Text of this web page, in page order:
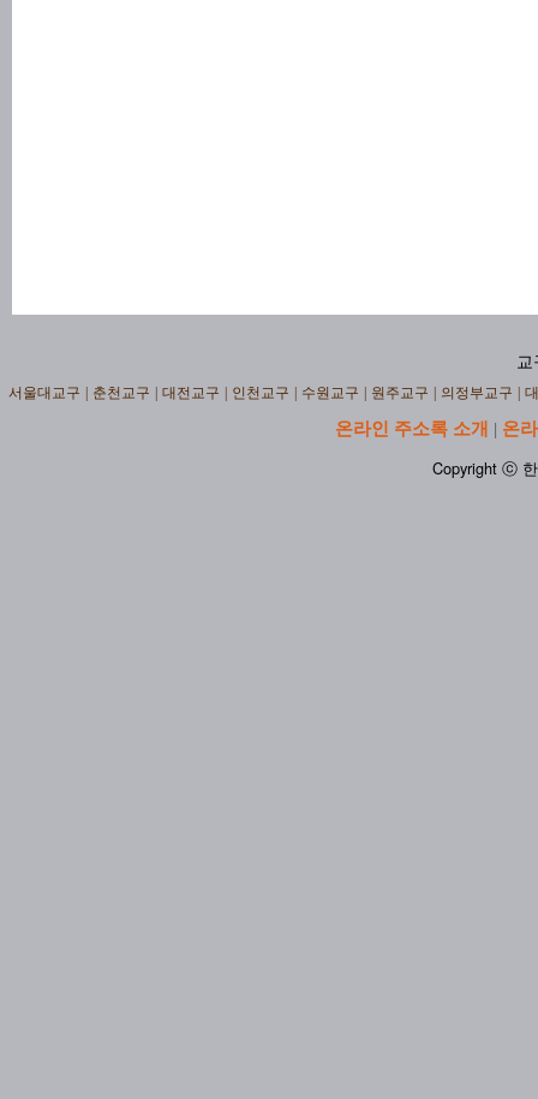
교
서울대교구 춘천교구 대전교구 인천교구 수원교구 원주교구 의정부교구
온라인 주소록 소개 | 온
Copyright ⓒ